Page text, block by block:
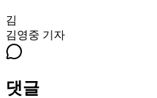
김
김영중 기자
댓글